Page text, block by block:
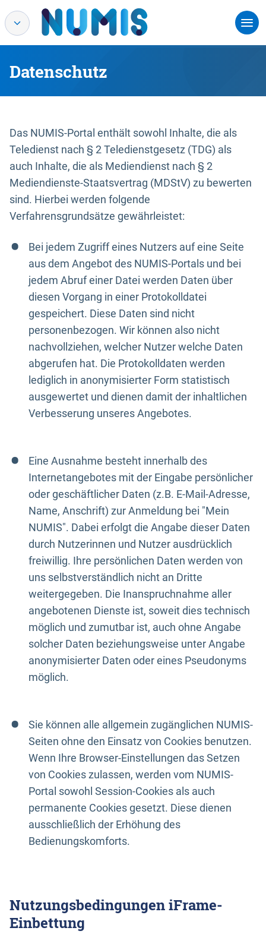
Datenschutz
Das NUMIS-Portal enthält sowohl Inhalte, die als
Teledienst nach § 2 Teledienstgesetz (TDG) als
auch Inhalte, die als Mediendienst nach § 2
Mediendienste-Staatsvertrag (MDStV) zu bewerten
sind. Hierbei werden folgende
Verfahrensgrundsätze gewährleistet:
Bei jedem Zugriff eines Nutzers auf eine Seite
aus dem Angebot des NUMIS-Portals und bei
jedem Abruf einer Datei werden Daten über
diesen Vorgang in einer Protokolldatei
gespeichert. Diese Daten sind nicht
personenbezogen. Wir können also nicht
nachvollziehen, welcher Nutzer welche Daten
abgerufen hat. Die Protokolldaten werden
lediglich in anonymisierter Form statistisch
ausgewertet und dienen damit der inhaltlichen
Verbesserung unseres Angebotes.
Eine Ausnahme besteht innerhalb des
Internetangebotes mit der Eingabe persönlicher
oder geschäftlicher Daten (z.B. E-Mail-Adresse,
Name, Anschrift) zur Anmeldung bei "Mein
NUMIS". Dabei erfolgt die Angabe dieser Daten
durch Nutzerinnen und Nutzer ausdrücklich
freiwillig. Ihre persönlichen Daten werden von
uns selbstverständlich nicht an Dritte
weitergegeben. Die Inanspruchnahme aller
angebotenen Dienste ist, soweit dies technisch
möglich und zumutbar ist, auch ohne Angabe
solcher Daten beziehungsweise unter Angabe
anonymisierter Daten oder eines Pseudonyms
möglich.
Sie können alle allgemein zugänglichen NUMIS-
Seiten ohne den Einsatz von Cookies benutzen.
Wenn Ihre Browser-Einstellungen das Setzen
von Cookies zulassen, werden vom NUMIS-
Portal sowohl Session-Cookies als auch
permanente Cookies gesetzt. Diese dienen
ausschließlich der Erhöhung des
Bedienungskomforts.
Nutzungsbedingungen iFrame-
Einbettung